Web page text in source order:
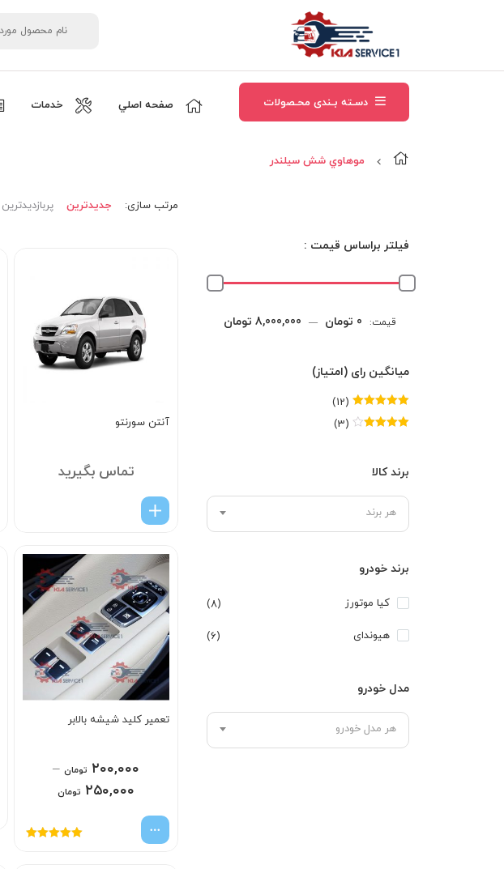
دسـته بـندی محـصولات صفحه اصلي خدمات
موهاوي شش سيلندر
فیلتر براساس قیمت :
حداقل
حداکثر
قیمت: 0 تومان — 8,000,000 تومان
میانگین رای (امتیاز)
امتیاز 5 از 5
(12)
(3)
برند کالا
هر برند
برند خودرو
کیا موتورز (8)
هیوندای (6)
مدل خودرو
هر مدل خودرو
مرتب‌ سازی: جدیدترین پربازدیدترین
آنتن سورنتو
تماس بگیرید
تعمیر کلید شیشه بالابر
۲۰۰,۰۰۰ تومان –
۲۵۰,۰۰۰ تومان